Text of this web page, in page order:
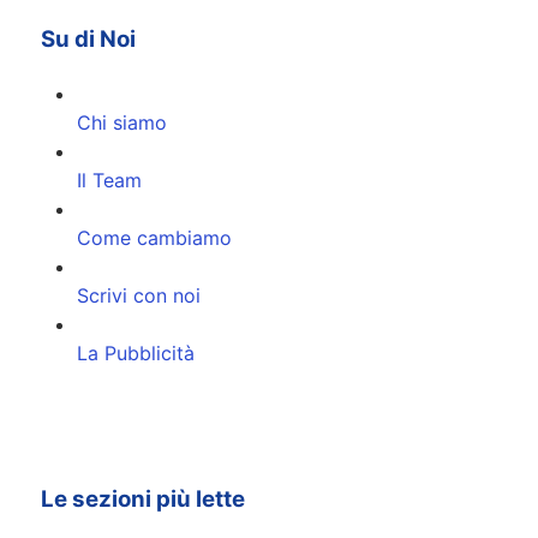
Su di Noi
Chi siamo
Il Team
Come cambiamo
Scrivi con noi
La Pubblicità
Le sezioni più lette